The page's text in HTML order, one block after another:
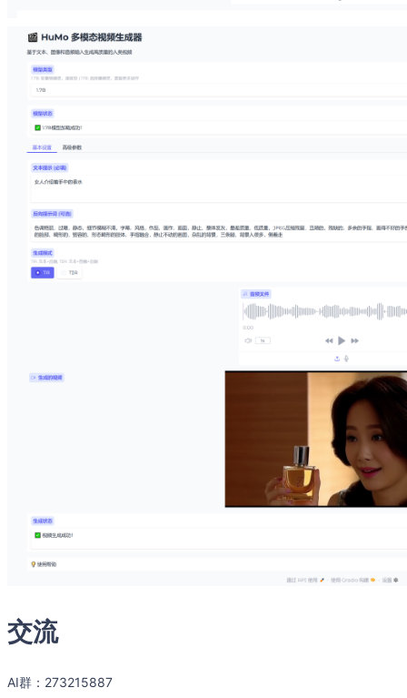
交流
AI群：273215887